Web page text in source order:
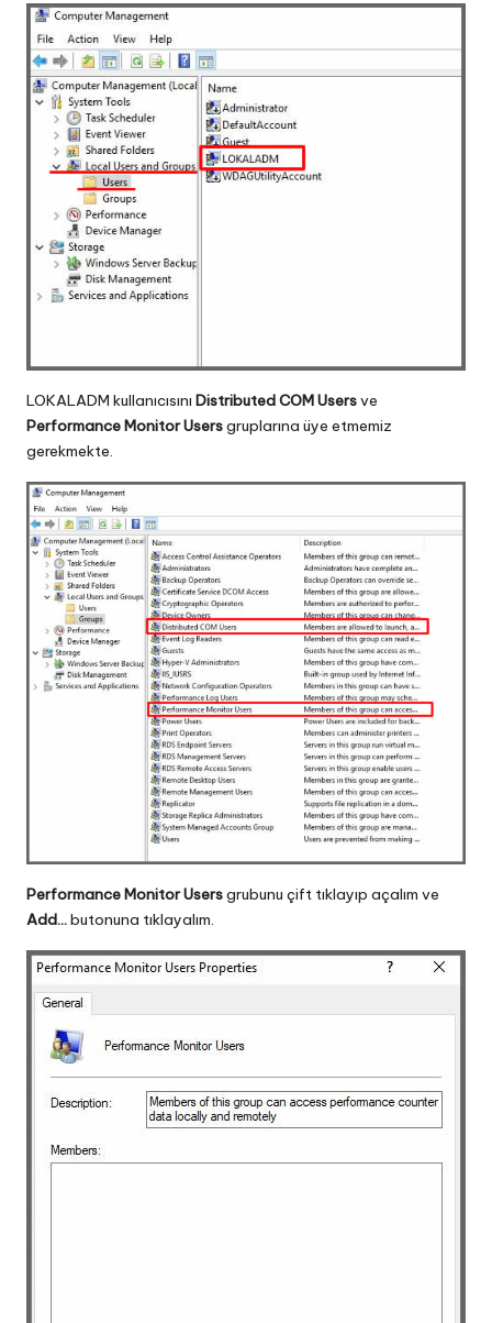
LOKALADM kullanıcısını Distributed COM Usersve
Performance Monitor Usersgruplarına üye etmemiz
gerekmekte.
Performance Monitor Usersgrubunu çift tıklayıp açalım ve
Add…butonuna tıklayalım.